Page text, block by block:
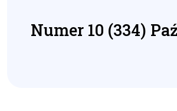
Numer 10 (334)